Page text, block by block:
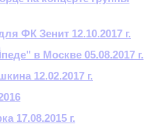
ФК Зенит 12.10.2017 г.
в Москве 05.08.2017​​ г.
12.02.2017 г.
17.08.2015 г.